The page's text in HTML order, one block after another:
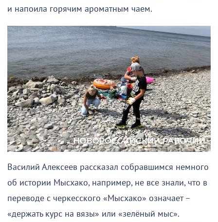
и напоила горячим ароматным чаем.
Василий Алексеев рассказал собравшимся немного
об истории Мысхако, например, не все знали, что в
переводе с черкесского «Мысхако» означает –
«держать курс на вязы» или «зелёный мыс».